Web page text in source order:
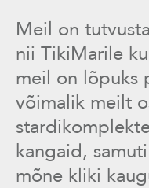
Meil on
nii TikiMarile
meil on lõpuks
võimalik meilt
kangaid,
mõne kliki